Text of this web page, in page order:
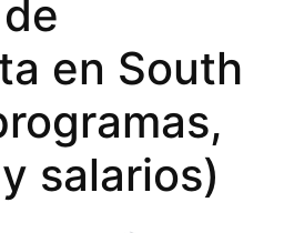
en South
salarios)